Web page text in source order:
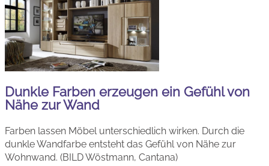
Dunkle Farben erzeugen ein Gefühl von
Nähe zur Wand
Farben lassen Möbel unterschiedlich wirken. Durch die
dunkle Wandfarbe entsteht das Gefühl von Nähe zur
Wohnwand. (BILD Wöstmann, Cantana)